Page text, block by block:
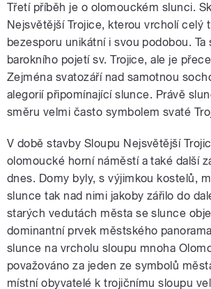
Třetí příběh je o olomouckém slunci.
Nejsvětější Trojice, kterou vrcholí celý
bezesporu unikátní i svou podobou. Ta
barokního pojetí sv. Trojice, ale je
Zejména svatozáří nad samotnou
alegorií připomínající slunce. Právě
směru velmi často symbolem svaté
V době stavby Sloupu Nejsvětější
olomoucké horní náměstí a také další
dnes. Domy byly, s výjimkou kostelů,
slunce tak nad nimi jakoby zářilo do
starých vedutách města se slunce
dominantní prvek městského
slunce na vrcholu sloupu mnoha
považováno za jeden ze symbolů
místní obyvatelé k trojičnímu sloupu